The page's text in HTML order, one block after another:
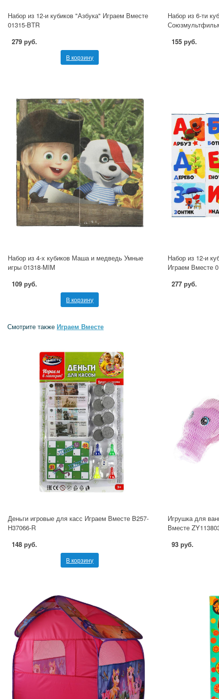
Набор из 12-и кубиков "Азбука" Играем Вместе
01315-BTR
279 руб.
В корзину
Набор из 6-ти
155 руб.
Набор из 4-х кубиков Маша и медведь Умные
игры 01318-MIM
109 руб.
В корзину
Набор из 12-и
Играем Вместе
277 руб.
Смотрите также Играем Вместе
Деньги игровые для касс Играем Вместе B257-
H37066-R
148 руб.
В корзину
Игрушка для
Вместе
93 руб.